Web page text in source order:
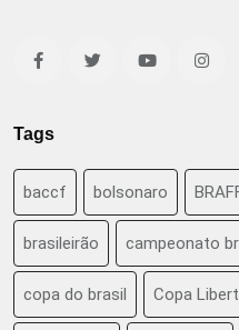
Tags
baccf bolsonaro
brasileirão campeonato
copa do brasil Copa